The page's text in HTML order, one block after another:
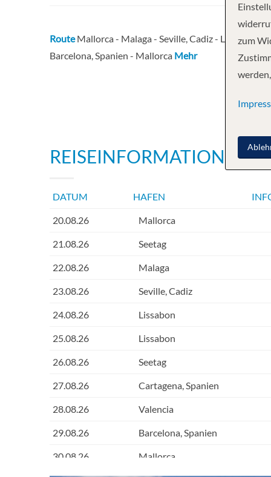
RouteMallorca - Malaga - Seville, Cadiz - Lissabon -
Barcelona, Spanien - Mallorca Mehr
REISEINFORMATIONEN
DATUM HAFEN
20.08.26 Mallorca
21.08.26 Seetag
22.08.26 Malaga
23.08.26 Seville, Cadiz
24.08.26 Lissabon
25.08.26 Lissabon
26.08.26 Seetag
27.08.26 Cartagena, Spanien
28.08.26 Valencia
29.08.26 Barcelona, Spanien
30.08.26 Mallorca
zum